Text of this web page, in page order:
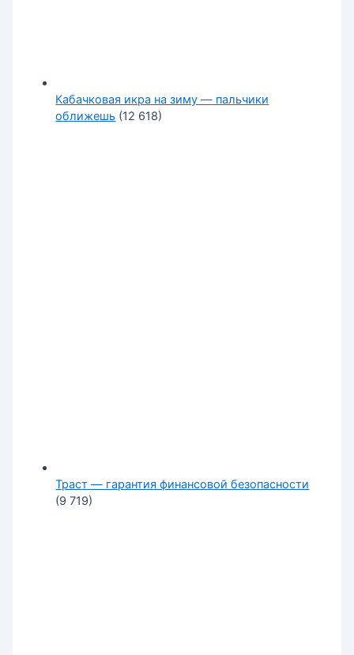
Кабачковая икра на зиму — пальчики
оближешь (12 618)
Траст — гарантия финансовой безопасности
(9 719)